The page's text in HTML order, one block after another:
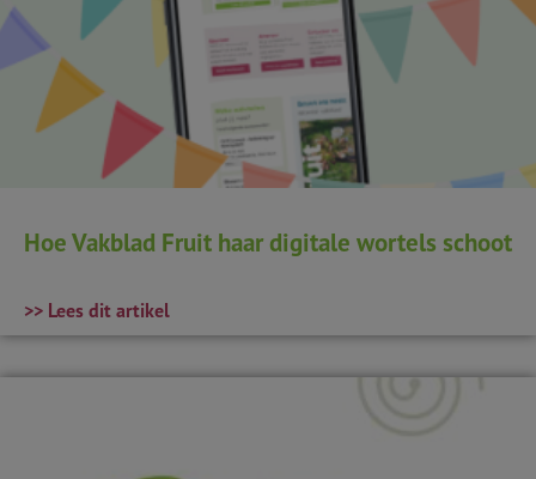
Hoe Vakblad Fruit haar digitale wortels schoot
>> Lees dit artikel